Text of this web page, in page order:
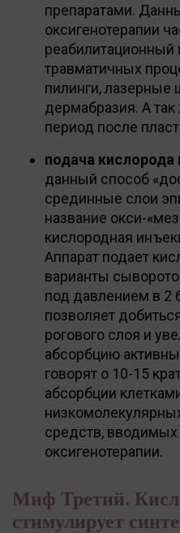
препаратами.
оксигенотерапии
реабилитационный
травматичных
пилинги, лазерные
дермабразия. А
период после
подача
данный способ
срединные слои
название окси-
кислородная
Аппарат подает
варианты
под давлением в 2
позволяет
рогового слоя и
абсорбцию
говорят о 10-15
абсорбции
средств,
оксигенотерапии.
Миф Третий.
стимулирует